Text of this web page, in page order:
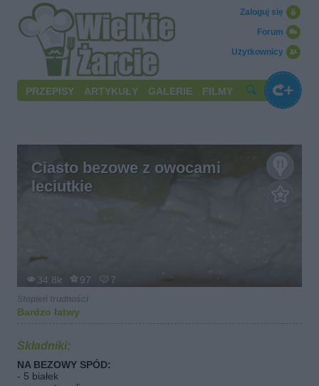
Użytkownicy
Forum
Zaloguj się
PRZEPISY ARTYKUŁY GALERIE FILMY
Ciasto bezowe z owocami
leciutkie
34.8k 97 7
Bardzo łatwy
Składniki:
NA BEZOWY SPÓD:
- 5 białek